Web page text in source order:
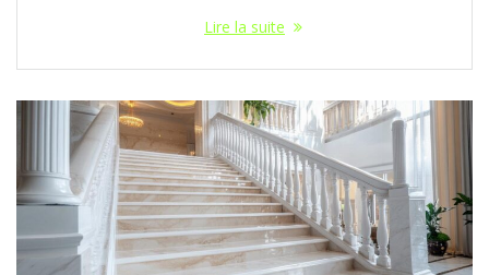
Lire la suite